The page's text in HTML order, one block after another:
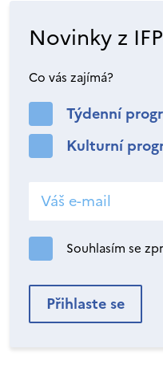
Novinky z IFP
Co vás zajímá?
Týdenní
Kulturní
Souhlasím se